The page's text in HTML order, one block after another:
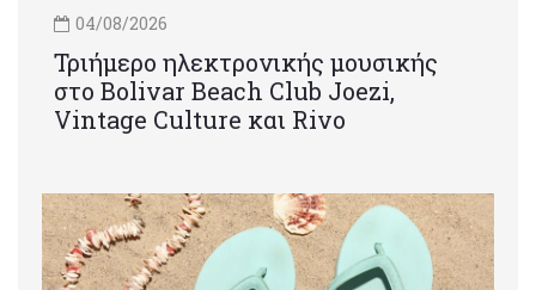
04/08/2026
Τριήμερο ηλεκτρονικής μουσικής
στο Bolivar Beach Club Joezi,
Vintage Culture και Rivo